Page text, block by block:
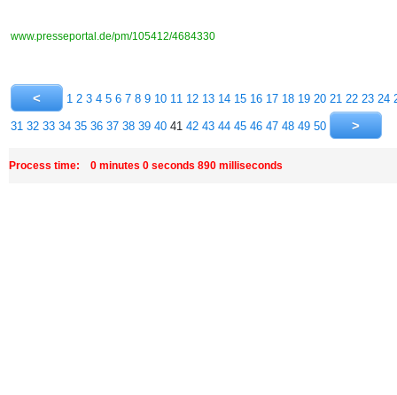
www.presseportal.de/pm/105412/4684330
1 2 3 4 5 6 7 8 9 10 11 12 13 14 15 16 17 18 19 20 21 22 23 24
31 32 33 34 35 36 37 38 39 40 41 42 43 44 45 46 47 48 49 50
Process time: 0 minutes 0 seconds 890 milliseconds